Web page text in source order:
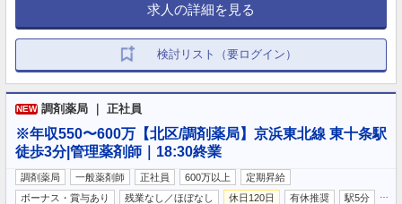
求人の詳細を見る
検討リスト（要ログイン）
NEW 調剤薬局 ｜ 正社員
※年収550〜600万【北区/調剤薬局】京浜東北線 東十条駅
徒歩3分|管理薬剤師｜18:30終業
調剤薬局 一般薬剤師 正社員 600万以上
定期昇給
ボーナス・賞与あり
残業なし／ほぼなし 休日120日 有休推奨 駅5分